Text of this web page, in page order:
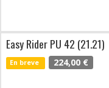
Easy Rider PU 42 (21.21)
En breve 224,00 €